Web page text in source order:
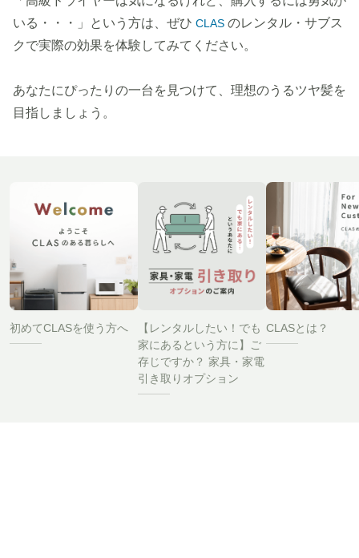
いる・・・」という方は、ぜひ CLAS のレンタル・サブス
クで実際の効果を体験してみてください。
あなたにぴったりの一台を見つけて、理想のうるツヤ髪を
目指しましょう。
初めてCLASを使う方へ
【レンタルしたい！でも
家にあるという方に】ご
存じですか？ 家具・家電
引き取りオプション
CLASとは？